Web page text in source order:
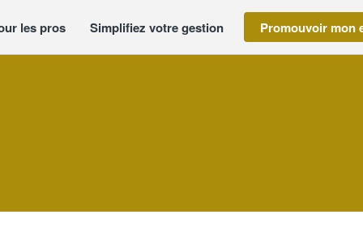
les pros Simplifiez votre gestion Promouvoir mon